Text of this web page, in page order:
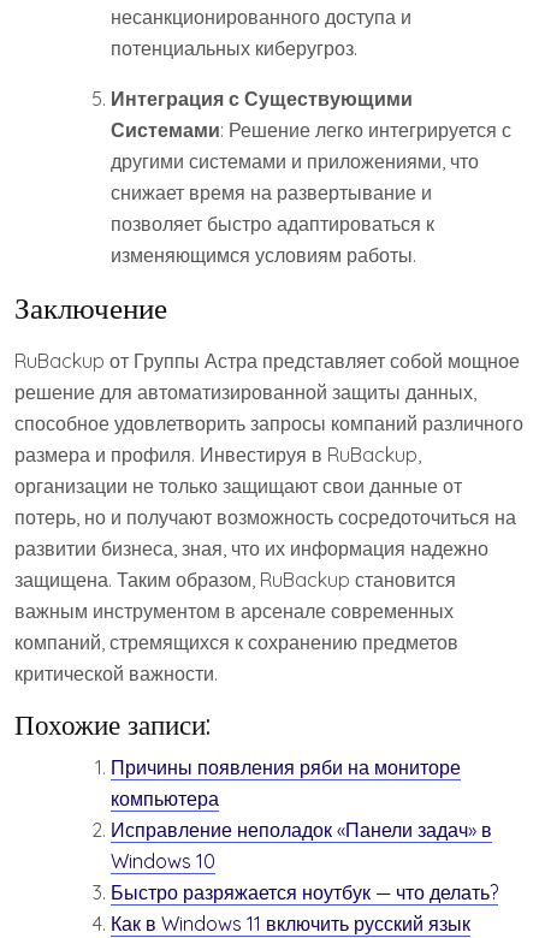
несанкционированного доступа и
потенциальных киберугроз.
Интеграция с Существующими
Системами: Решение легко интегрируется с
другими системами и приложениями, что
снижает время на развертывание и
позволяет быстро адаптироваться к
изменяющимся условиям работы.
Заключение
RuBackup от Группы Астра представляет собой мощное
решение для автоматизированной защиты данных,
способное удовлетворить запросы компаний различного
размера и профиля. Инвестируя в RuBackup,
организации не только защищают свои данные от
потерь, но и получают возможность сосредоточиться на
развитии бизнеса, зная, что их информация надежно
защищена. Таким образом, RuBackup становится
важным инструментом в арсенале современных
компаний, стремящихся к сохранению предметов
критической важности.
Похожие записи:
Причины появления ряби на мониторе
компьютера
Исправление неполадок «Панели задач» в
Windows 10
Быстро разряжается ноутбук — что делать?
Как в Windows 11 включить русский язык